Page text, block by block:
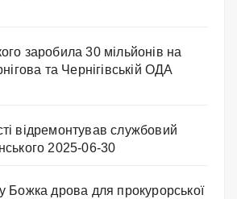
заробила 30 мільйонів на
та Чернігівській ОДА
відремонтував службовий
2025-06-30
Божка дрова для прокурорської